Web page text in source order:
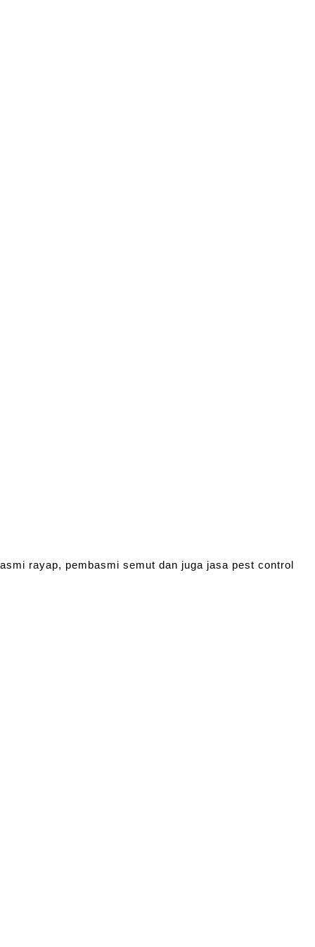
rayap, pembasmi semut dan juga jasa pest control